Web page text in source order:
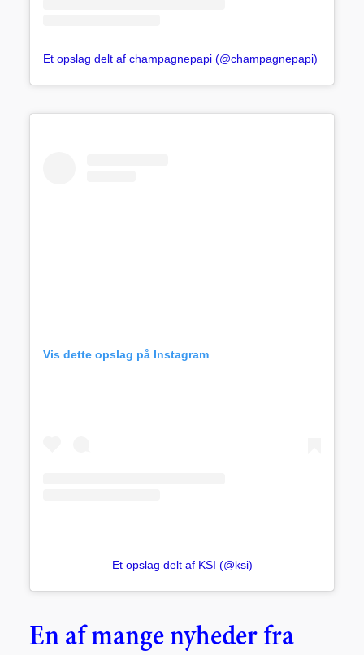
Et opslag delt af champagnepapi (@champagnepapi)
Vis dette opslag på Instagram
Et opslag delt af KSI (@ksi)
En af mange nyheder fra